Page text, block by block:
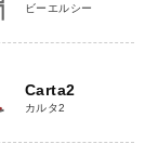
ビーエルシー
Carta2
カルタ2